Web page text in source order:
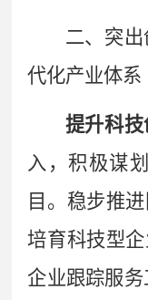
二、突
代化产业体系
提升科技
入，积极谋
目。稳步推
培育科技型
企业跟踪服